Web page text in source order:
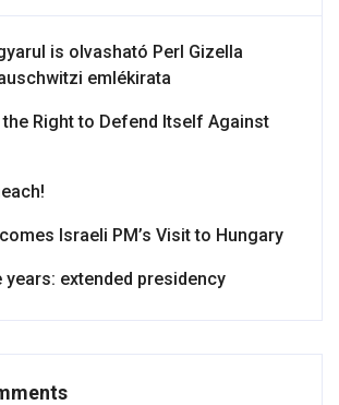
is olvasható Perl Gizella
emlékirata
the Right to Defend Itself Against
Israeli PM’s Visit to Hungary
years: extended presidency